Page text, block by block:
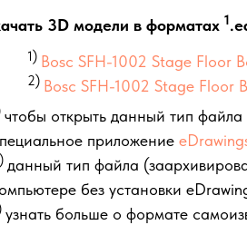
3D модели в форматах 1
чтобы открыть данный тип
приложение
данный тип файла
без установки
узнать больше о формате
1) Bosc SFH-1002 Stage Floor
2) Bosc SFH-1002 Stage Floor